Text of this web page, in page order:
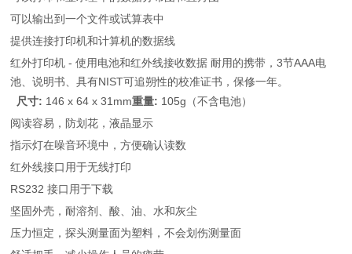
可以输出到一个文件或试算表中
提供连接打印机和计算机的数据线
红外打印机 - 使用电池和红外线接收数据 耐用的携带，3节AAA电
池、说明书、具有NIST可追朔性的校准证书，保修一年。
尺寸: 146 x 64 x 31mm重量: 105g（不含电池）
阅读容易，防划花，液晶显示
指示灯在噪音环境中，方便确认读数
红外线接口用于无线打印
RS232 接口用于下载
坚固外壳，耐溶剂、酸、油、水和灰尘
压力恒定，探头测量面为塑料，不会划伤测量面